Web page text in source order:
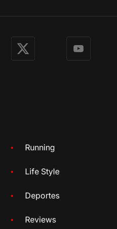
X YouTube
Running
Life Style
Deportes
Reviews